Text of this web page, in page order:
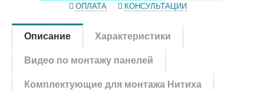
ОПЛАТА
КОНСУЛЬТАЦИИ
Описание Характеристики
Видео по монтажу панелей
Комплектующие для монтажа Нитиха